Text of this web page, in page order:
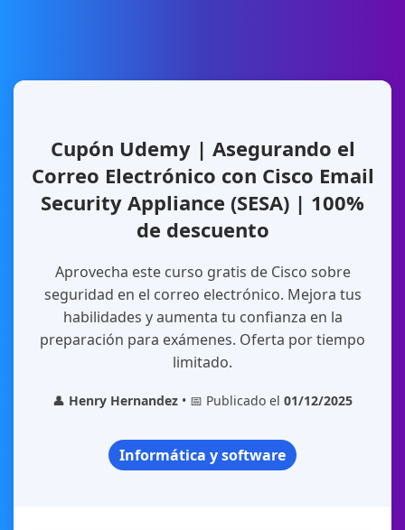
Cupón Udemy | Asegurando el
Correo Electrónico con Cisco Email
Security Appliance (SESA) | 100%
de descuento
Aprovecha este curso gratis de Cisco sobre
seguridad en el correo electrónico. Mejora tus
habilidades y aumenta tu confianza en la
preparación para exámenes. Oferta por tiempo
limitado.
👤 Henry Hernandez • 📅 Publicado el 01/12/2025
Informática y software